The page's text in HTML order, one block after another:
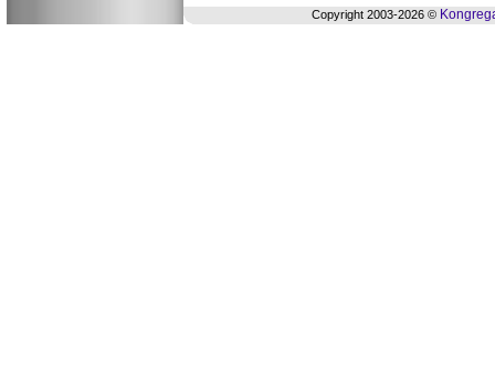
Copyright 2003-2026 ©